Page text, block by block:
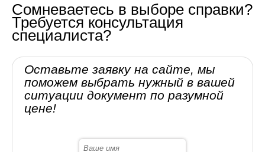
Сомневаетесь в выборе справки?
Требуется консультация
специалиста?
Оставьте заявку на сайте, мы
поможем выбрать нужный в вашей
ситуации документ по разумной
цене!